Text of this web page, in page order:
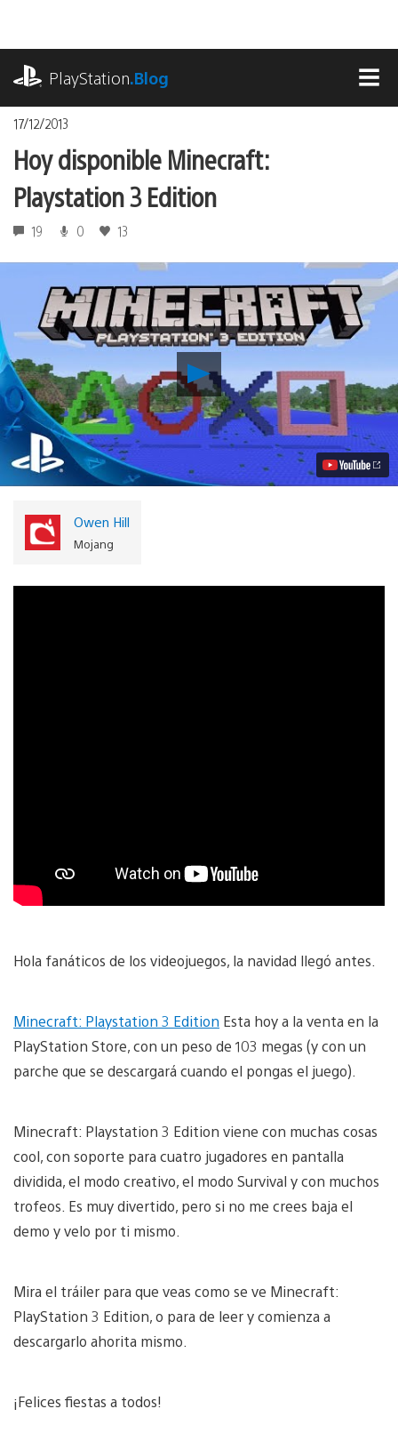
contenido
PlayStation.Blog
17/12/2013
Hoy disponible Minecraft:
Playstation 3 Edition
19 0 13
Reproducir
Hoy
disponible
Minecraft:
Playstation
3
Edition
Video
Owen Hill
Mojang
Hola fanáticos de los videojuegos, la navidad llegó antes.
Minecraft: Playstation 3 Edition Esta hoy a la venta en la
PlayStation Store, con un peso de 103 megas (y con un
parche que se descargará cuando el pongas el juego).
Minecraft: Playstation 3 Edition viene con muchas cosas
cool, con soporte para cuatro jugadores en pantalla
dividida, el modo creativo, el modo Survival y con muchos
trofeos. Es muy divertido, pero si no me crees baja el
demo y velo por ti mismo.
Mira el tráiler para que veas como se ve Minecraft:
PlayStation 3 Edition, o para de leer y comienza a
descargarlo ahorita mismo.
¡Felices fiestas a todos!